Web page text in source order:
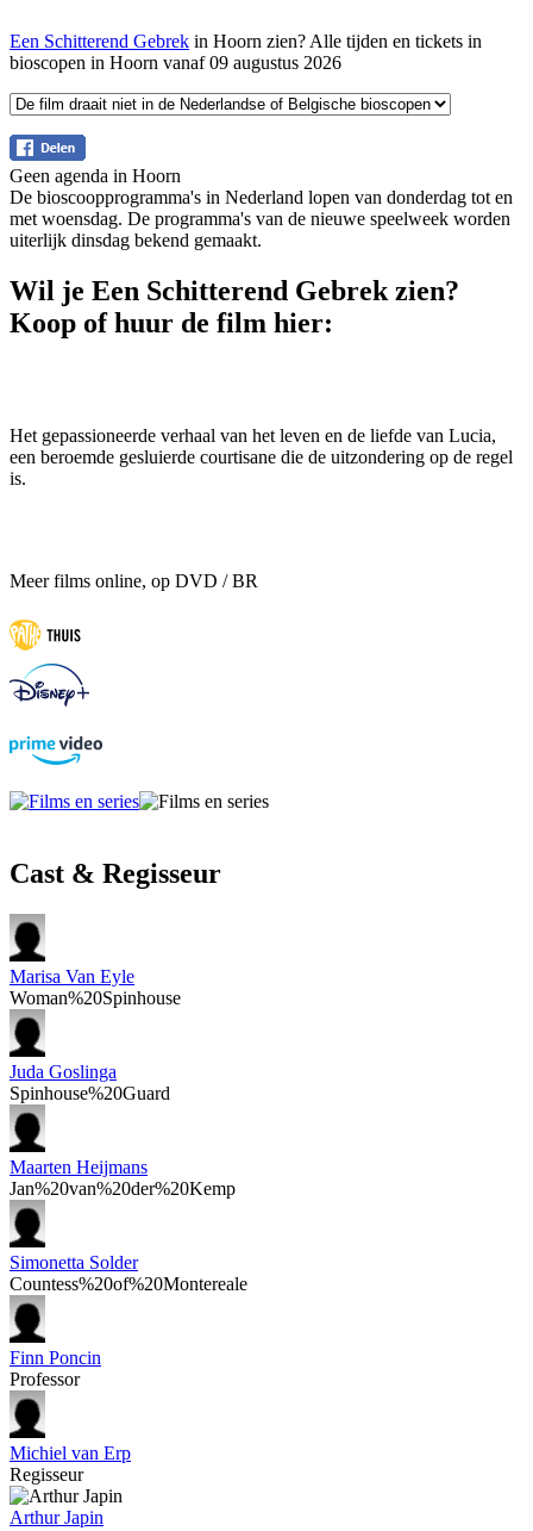
Een Schitterend Gebrek in Hoorn zien? Alle tijden en tickets in
bioscopen in Hoorn vanaf 09 augustus 2026
Geen agenda in Hoorn
De bioscoopprogramma's in Nederland lopen van donderdag tot en
met woensdag. De programma's van de nieuwe speelweek worden
uiterlijk dinsdag bekend gemaakt.
Wil je Een Schitterend Gebrek zien?
Koop of huur de film hier:
Het gepassioneerde verhaal van het leven en de liefde van Lucia,
een beroemde gesluierde courtisane die de uitzondering op de regel
is.
Meer films online, op DVD / BR
Cast & Regisseur
Marisa Van Eyle
Woman%20Spinhouse
Juda Goslinga
Spinhouse%20Guard
Maarten Heijmans
Jan%20van%20der%20Kemp
Simonetta Solder
Countess%20of%20Montereale
Finn Poncin
Professor
Michiel van Erp
Regisseur
Arthur Japin